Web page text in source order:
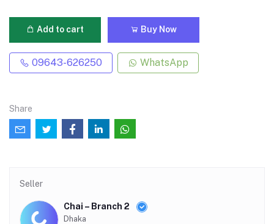
Add to cart Buy Now
09643-626250 WhatsApp
Share
Seller
Chai – Branch 2
Dhaka